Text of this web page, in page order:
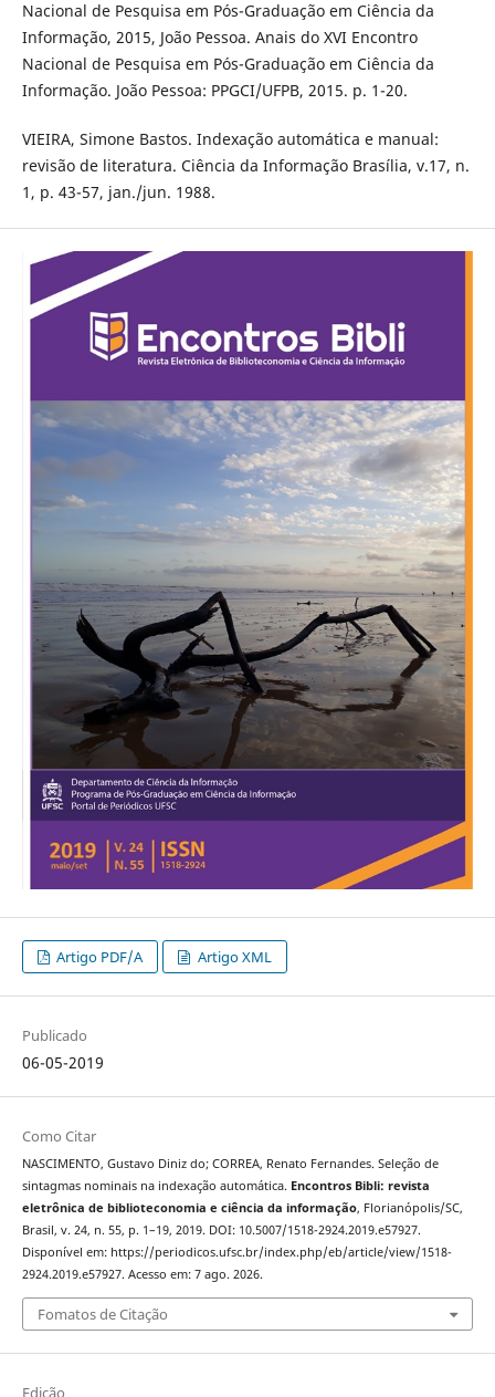
Nacional de Pesquisa em Pós-Graduação em Ciência da
Informação, 2015, João Pessoa. Anais do XVI Encontro
Nacional de Pesquisa em Pós-Graduação em Ciência da
Informação. João Pessoa: PPGCI/UFPB, 2015. p. 1-20.
VIEIRA, Simone Bastos. Indexação automática e manual:
revisão de literatura. Ciência da Informação Brasília, v.17, n.
1, p. 43-57, jan./jun. 1988.
Artigo PDF/A Artigo XML
Publicado
06-05-2019
Como Citar
NASCIMENTO, Gustavo Diniz do; CORREA, Renato Fernandes. Seleção de
sintagmas nominais na indexação automática. Encontros Bibli: revista
eletrônica de biblioteconomia e ciência da informação, Florianópolis/SC,
Brasil, v. 24, n. 55, p. 1–19, 2019. DOI: 10.5007/1518-2924.2019.e57927.
Disponível em: https://periodicos.ufsc.br/index.php/eb/article/view/1518-
2924.2019.e57927. Acesso em: 7 ago. 2026.
Fomatos de Citação
Edição